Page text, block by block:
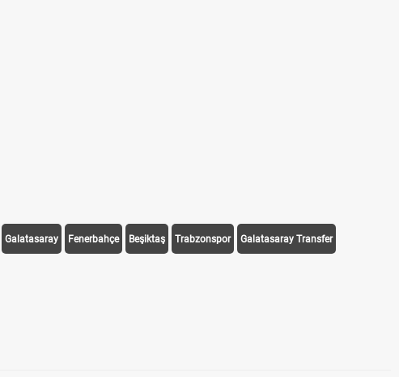
Galatasaray Fenerbahçe Beşiktaş Trabzonspor Galatasaray Transfer